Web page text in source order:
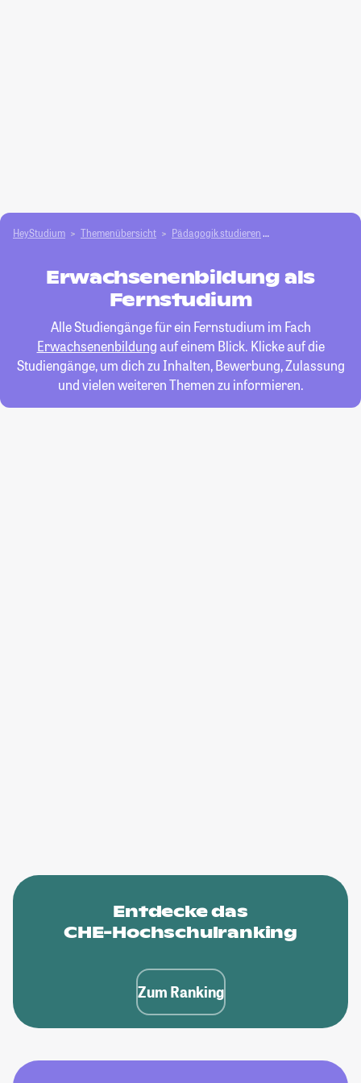
HeyStudium Themenübersicht Pädagogik studieren
Erwachsenenbildung als
Fernstudium
Alle Studiengänge für ein Fernstudium im Fach
Erwachsenenbildungauf einem Blick. Klicke auf die
Studiengänge, um dich zu Inhalten, Bewerbung, Zulassung
und vielen weiteren Themen zu informieren.
Entdecke das
CHE-Hochschulranking
Zum Ranking